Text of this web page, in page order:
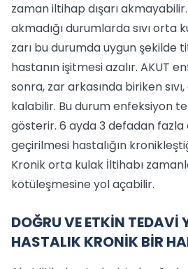
zaman iltihap dışarı akmayabilir.
akmadığı durumlarda sıvı orta
zarı bu durumda uygun şekilde
hastanın işitmesi azalır. AKUT
sonra, zar arkasında biriken
kalabilir. Bu durum enfeksiyon
gösterir. 6 ayda 3 defadan fazla
geçirilmesi hastalığın
Kronik orta kulak İltihabı
kötüleşmesine yol açabilir.
DOĞRU VE ETKİN TEDAVİ
HASTALIK KRONİK BİR